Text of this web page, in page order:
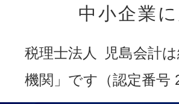
中小企業
税理士法人 児島会計
機関」です（認定番号